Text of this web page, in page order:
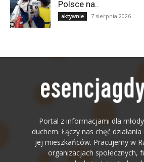
Polsce na..
aktywnie 7 sierpnia 2026
Portal z informacjami dla
duchem. Łączy nas chęć
jej mieszkańców. Pracujemy w
organizacjach społecznych,